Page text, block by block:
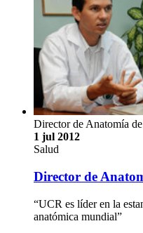
Director de Anatomía
1 jul 2012
Salud
Director de
“UCR es líder en la
anatómica mundial”